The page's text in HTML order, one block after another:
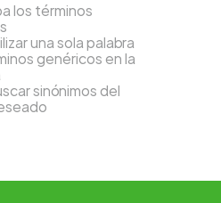
los términos
una sola palabra
genéricos en la
sinónimos del